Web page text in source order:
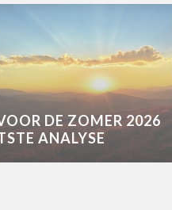
DE ZOMER 2026
ANALYSE